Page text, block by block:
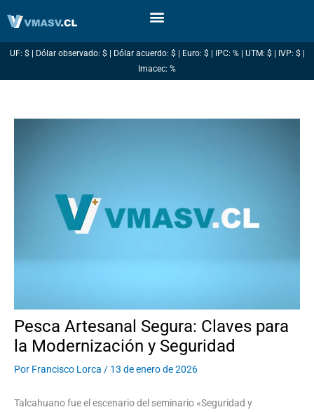
UF: $ | Dólar observado: $ | Dólar acuerdo: $ | Euro: $ | IPC: % | UTM: $ | IVP: $ |
Imacec: %
Pesca Artesanal Segura: Claves para
la Modernización y Seguridad
Por Francisco Lorca / 13 de enero de 2026
Talcahuano fue el escenario del seminario «Seguridad y